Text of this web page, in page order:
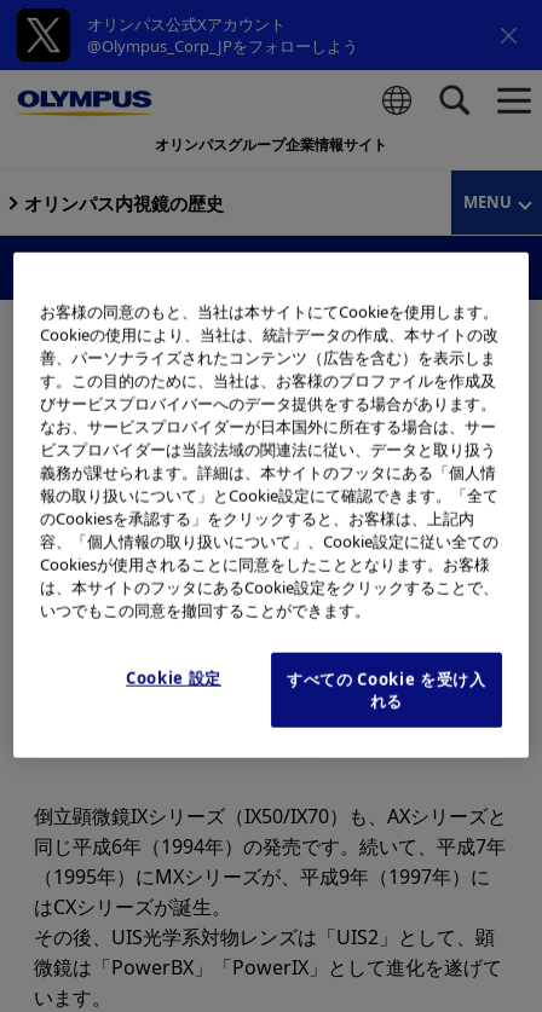
オリンパス公式Xアカウント
@Olympus_Corp_JPをフォローしよう
オリンパスグループ企業情報サイト
オリンパス内視鏡の歴史 MENU
倒立顕微鏡IXシリーズ（IX50/IX70）も、AXシリーズと
同じ平成6年（1994年）の発売です。続いて、平成7年
（1995年）にMXシリーズが、平成9年（1997年）に
はCXシリーズが誕生。
その後、UIS光学系対物レンズは「UIS2」として、顕
微鏡は「PowerBX」「PowerIX」として進化を遂げて
います。
お客様の同意のもと、当社は本サイトにてCookieを使用します。
Cookieの使用により、当社は、統計データの作成、本サイトの改
善、パーソナライズされたコンテンツ（広告を含む）を表示しま
す。この目的のために、当社は、お客様のプロファイルを作成及
びサービスプロバイバーへのデータ提供をする場合があります。
なお、サービスプロバイダーが日本国外に所在する場合は、サー
ビスプロバイダーは当該法域の関連法に従い、データと取り扱う
義務が課せられます。詳細は、本サイトのフッタにある「個人情
報の取り扱いについて」とCookie設定にて確認できます。「全て
のCookiesを承認する」をクリックすると、お客様は、上記内
容、「個人情報の取り扱いについて」、Cookie設定に従い全ての
Cookiesが使用されることに同意をしたこととなります。お客様
は、本サイトのフッタにあるCookie設定をクリックすることで、
いつでもこの同意を撤回することができます。
Cookie 設定
すべての Cookie を受け入
れる